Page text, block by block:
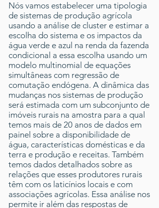
Nós vamos estabelecer uma tipologia
de sistemas de produção agrícola
usando a análise de cluster e estimar a
escolha do sistema e os impactos da
água verde e azul na renda da fazenda
condicional a essa escolha usando um
modelo multinomial de equações
simultâneas com regressão de
comutação endógena. A dinâmica das
mudanças nos sistemas de produção
será estimada com um subconjunto de
imóveis rurais na amostra para a qual
temos mais de 20 anos de dados em
painel sobre a disponibilidade de
água, características domésticas e da
terra e produção e receitas. Também
temos dados detalhados sobre as
relações que esses produtores rurais
têm com os laticínios locais e com
associações agrícolas. Essa análise nos
permite ir além das respostas de